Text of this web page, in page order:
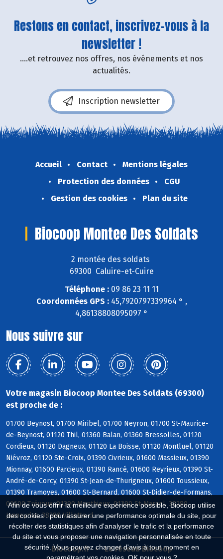
Afin de vous offrir la meilleure expérience possible, Biocoop utilise
des cookies : pour assurer une performance optimale du site, pour
récolter des statistiques afin d'analyser le trafic et la performance
du site et vous proposer une navigation personnalisée en toute
sécurité. Vous pouvez changer d'avis à tout moment en
Restons en contact, inscrivez-vous à la
newsletter !
....et retrouvez nos offres, nos événements et nos
actualités.
Inscription newsletter
Accueil Contact
Mentions légales
Protection des données
CGU
Gestion des cookies
Plan du site
Biocoop Montee Des Soldats
2 montée des soldats
69300 Caluire-et-Cuire
Téléphone :09 86 23 11 11
Coordonnées GPS :45,7920797339964 ° ,
4,86138808095097 °
Nous suivre sur
Votre magasin Biocoop Montee Des Soldats (69300)
est proche de :
01700 Beynost, 01700 Miribel, 01700 Neyron, 01700 St-Maurice-
de-Beynost, 01120 Thil, 01360 Balan, 01360 Bressolles, 01120
Cordieux, 01120 Dagneux, 01120 La Boisse, 01120 Montluel, 01120
Niévroz, 01120 Ste-Croix, 01390 Civrieux, 01600 Massieux, 01390
Mionnay, 01600 Parcieux, 01390 Rancé, 01600 Reyrieux, 01390 St-
André-de-Corcy, 01390 St-Jean-de-Thurigneux, 01600 Toussieux,
01390 Tramoyes, 01600 St-Bernard, 01600 St-Didier-de-Formans,
01600 Trévoux, 01390 Monthieux, 01390 St-Marcel, 38280
Janneyrias, 38280 Villette-d
Biocoop.fr
Le réseau Biocoop